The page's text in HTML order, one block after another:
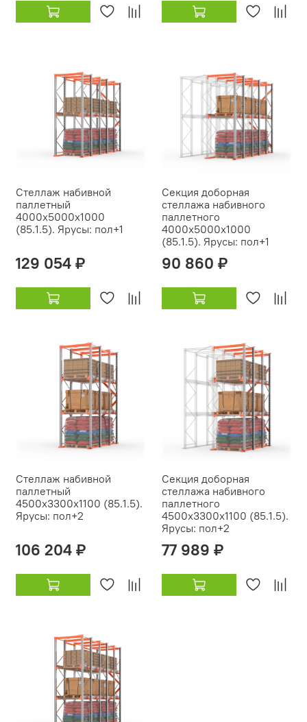
Стеллаж набивной
паллетный
4000х5000х1000
(85.1.5). Ярусы: пол+1
129 054 ₽
Секция доборная
стеллажа набивного
паллетного
4000х5000х1000
(85.1.5). Ярусы: пол+1
90 860 ₽
Стеллаж набивной
паллетный
4500х3300х1100 (85.1.5).
Ярусы: пол+2
106 204 ₽
Секция доборная
стеллажа набивного
паллетного
4500х3300х1100 (85.1.5).
Ярусы: пол+2
77 989 ₽